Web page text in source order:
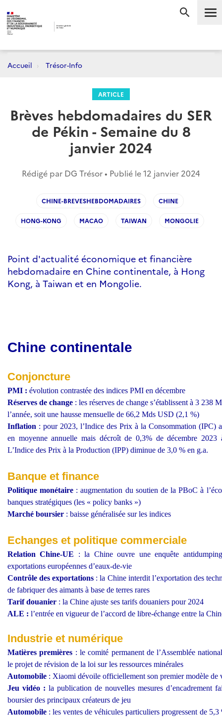
Accueil Trésor-Info
ARTICLE
Brèves hebdomadaires du SER
de Pékin - Semaine du 8
janvier 2024
Rédigé par DG Trésor • Publié le12 janvier 2024
CHINE-BREVESHEBDOMADAIRES CHINE
HONG-KONG MACAO TAIWAN MONGOLIE
Point d'actualité économique et financière
hebdomadaire en Chine continentale, à Hong
Kong, à Taiwan et en Mongolie.
Chine continentale
Conjoncture
PMI : évolution contrastée des indices PMI en décembre
Réserves de change : les réserves de change s’établissent à 3 238
l’année, soit une hausse mensuelle de 66,2 Mds USD (2,1 %)
Inflation : pour 2023, l’Indice des Prix à la Consommation (IPC)
en moyenne annuelle mais décroît de 0,3% de décembre 2023
L’Indice des Prix à la Production (IPP) diminue de 3,0 % en g.a.
Banque et finance
Politique monétaire : augmentation du soutien de la PBoC à
banques stratégiques (les « policy banks »)
Marché boursier : baisse généralisée sur les indices
Echanges et politique commerciale
Relation Chine-UE : la Chine ouvre une enquête
exportations européennes d’eaux-de-vie
Contrôle des exportations : la Chine interdit l’exportation des
de fabriquer des aimants à base de terres rares
Tarif douanier : la Chine ajuste ses tarifs douaniers pour 2024
ALE : l’entrée en vigueur de l’accord de libre-échange entre la
Industrie et numérique
Matières premières : le comité permanent de l’Assemblée
le projet de révision de la loi sur les ressources minérales
Automobile : Xiaomi dévoile officiellement son premier modèle de
Jeu vidéo : la publication de nouvelles mesures d’encadrement
boursier des principaux créateurs de jeu
Automobile : les ventes de véhicules particuliers progressent de